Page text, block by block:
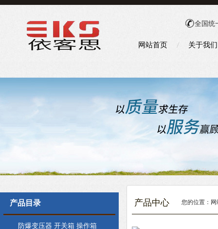
全国统
网站首页 关于我们
产品目录
防爆变压器 开关箱 操作箱
产品中心 您的位置：